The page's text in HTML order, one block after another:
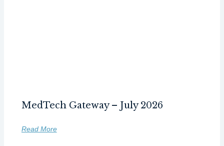
MedTech Gateway – July 2026
Read More